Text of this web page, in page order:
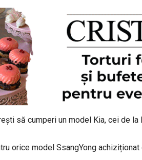
să cumperi un model Kia, cei de
orice model SsangYong